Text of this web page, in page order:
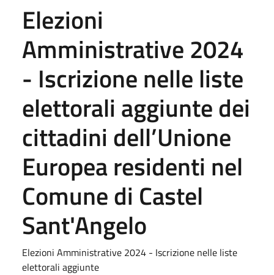
Elezioni
Amministrative 2024
- Iscrizione nelle liste
elettorali aggiunte dei
cittadini dell’Unione
Europea residenti nel
Comune di Castel
Sant'Angelo
Elezioni Amministrative 2024 - Iscrizione nelle liste
elettorali aggiunte